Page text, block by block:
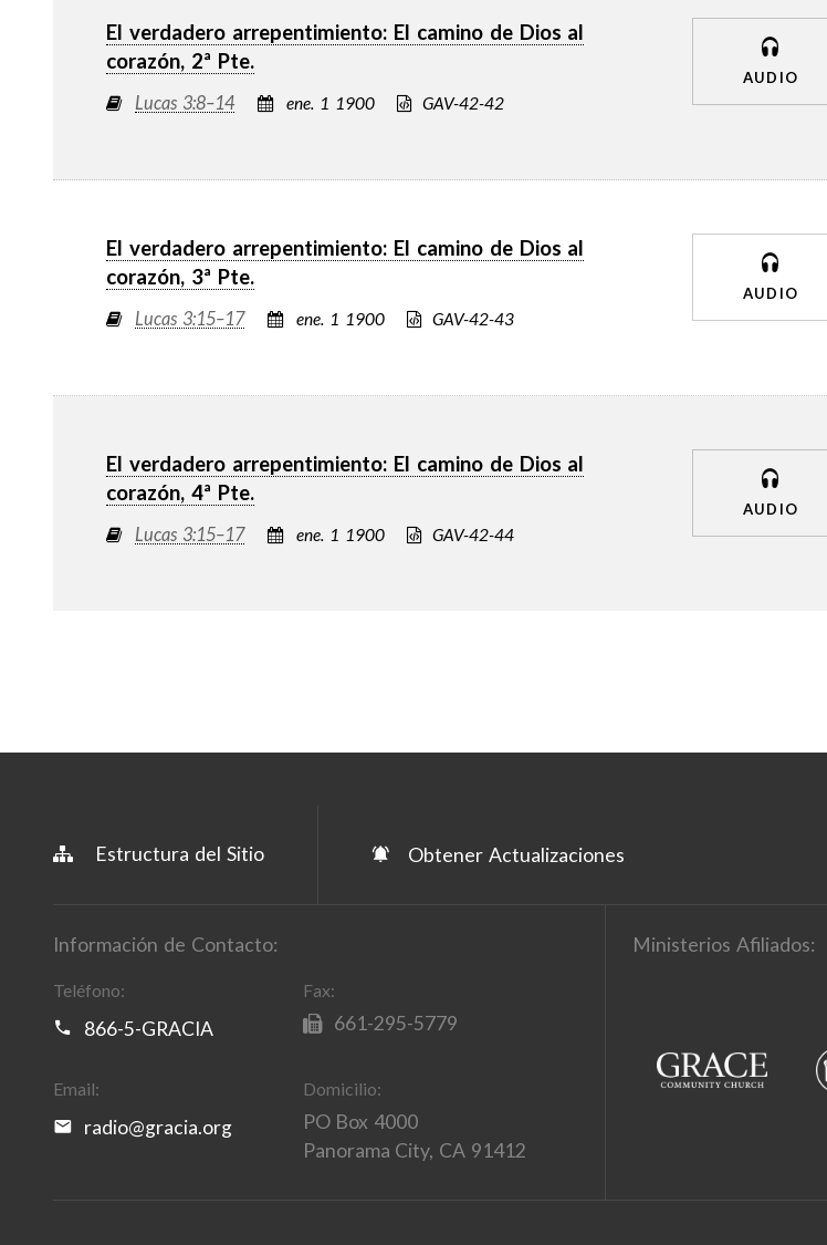
El verdadero arrepentimiento: El camino de Dios al
corazón, 2ª Pte.
Lucas 3:8–14 ene. 1 1900 GAV-42-42
AUDIO
El verdadero arrepentimiento: El camino de Dios al
corazón, 3ª Pte.
Lucas 3:15–17 ene. 1 1900 GAV-42-43
AUDIO
El verdadero arrepentimiento: El camino de Dios al
corazón, 4ª Pte.
Lucas 3:15–17 ene. 1 1900 GAV-42-44
AUDIO
Estructura del Sitio Obtener Actualizaciones
Información de Contacto:
Teléfono:
866-5-GRACIA
Fax:
661-295-5779
Email:
radio@gracia.org
Domicilio:
PO Box 4000
Panorama City, CA 91412
Ministerios Afiliados: